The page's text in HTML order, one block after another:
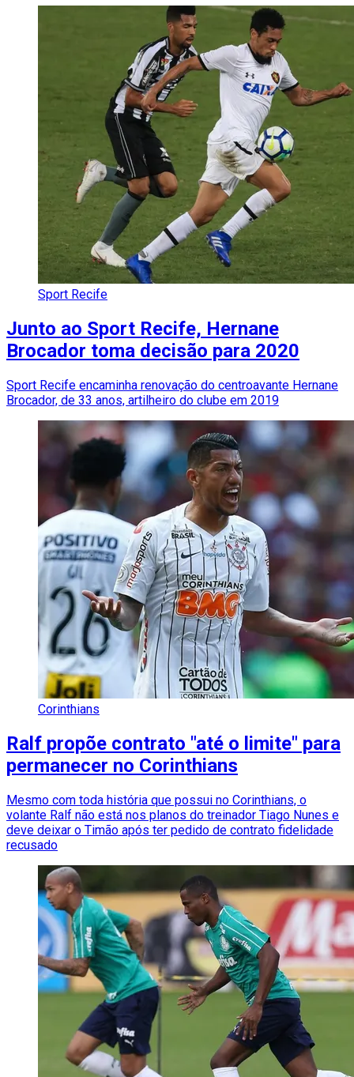
Sport Recife
Junto ao Sport Recife, Hernane
Brocador toma decisão para 2020
Sport Recife encaminha renovação do centroavante Hernane
Brocador, de 33 anos, artilheiro do clube em 2019
Corinthians
Ralf propõe contrato "até o limite" para
permanecer no Corinthians
Mesmo com toda história que possui no Corinthians, o
volante Ralf não está nos planos do treinador Tiago Nunes e
deve deixar o Timão após ter pedido de contrato fidelidade
recusado